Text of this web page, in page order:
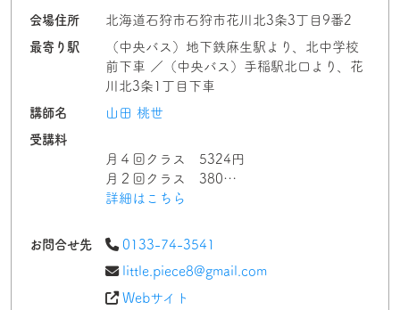
会場住所
北海道石狩市石狩市花川北3条3丁目9番2
最寄り駅
（中央バス）地下鉄麻生駅より、北中学校
前下車 ／（中央バス）手稲駅北口より、花
川北3条1丁目下車
講師名
山田 桃世
受講料
月４回クラス 5324円
月２回クラス 380…
詳細はこちら
お問合せ先
0133-74-3541
little.piece8@gmail.com
Webサイト